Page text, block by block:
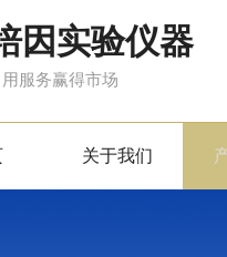
因实验仪器
服务赢得市场
关于我们